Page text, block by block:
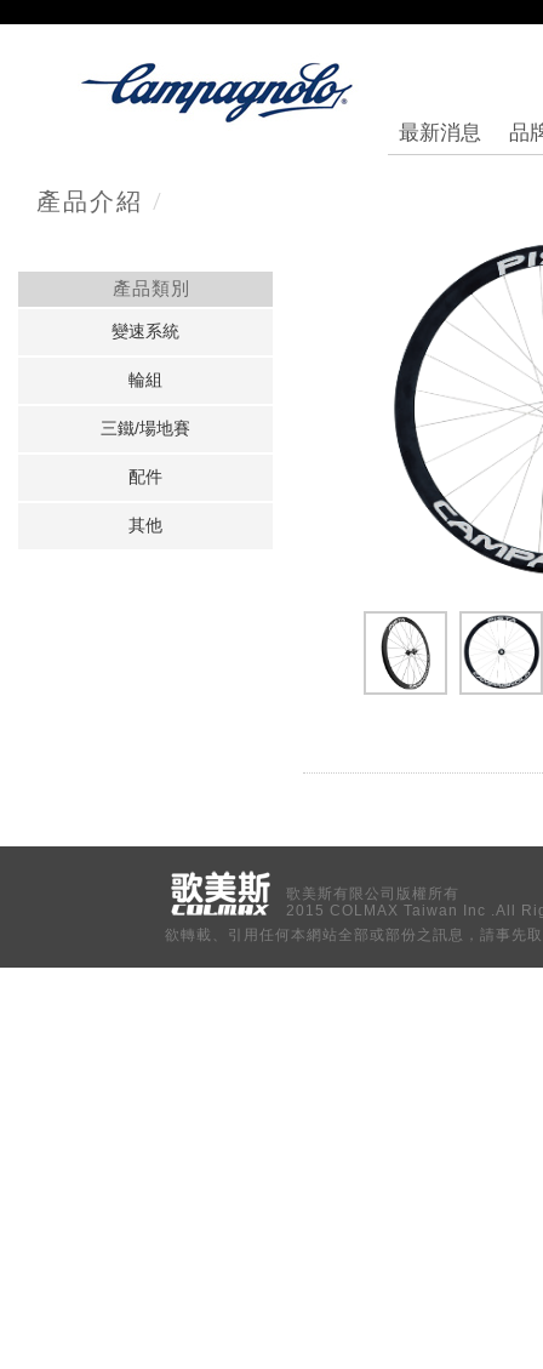
最新消息 品
產品介紹 /
產品類別
變速系統
輪組
三鐵/場地賽
配件
其他
歌美斯有限公司版權所有
2015 COLMAX Taiwan Inc .All
欲轉載、引用任何本網站全部或部份之訊息，請事先